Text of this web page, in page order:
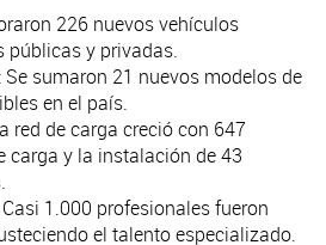
226 nuevos vehículos
públicas y privadas.
: Se sumaron 21 nuevos modelos de
en el país.
red de carga creció con 647
carga y la instalación de 43
Casi 1.000 profesionales fueron
el talento especializado.